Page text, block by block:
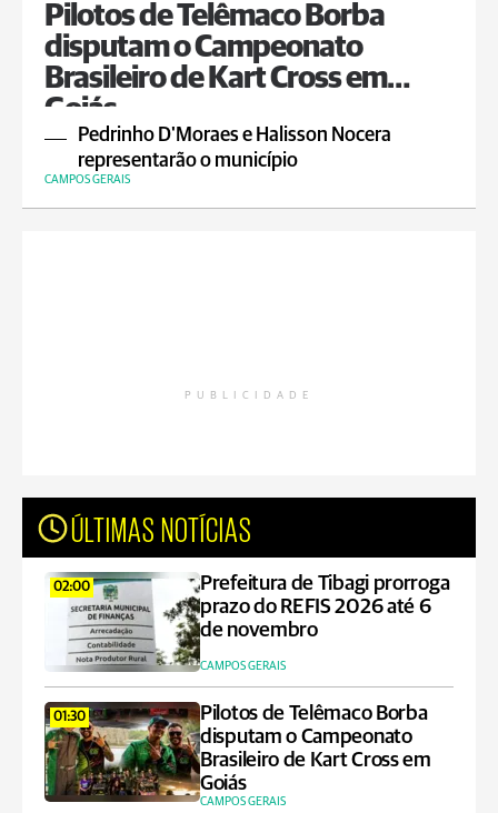
Pilotos de Telêmaco Borba
disputam o Campeonato
Brasileiro de Kart Cross em
Goiás
Pedrinho D'Moraes e Halisson Nocera
representarão o município
CAMPOS GERAIS
PUBLICIDADE
ÚLTIMAS NOTÍCIAS
02:00
Prefeitura de Tibagi prorroga
prazo do REFIS 2026 até 6
de novembro
CAMPOS GERAIS
01:30
Pilotos de Telêmaco Borba
disputam o Campeonato
Brasileiro de Kart Cross em
Goiás
CAMPOS GERAIS